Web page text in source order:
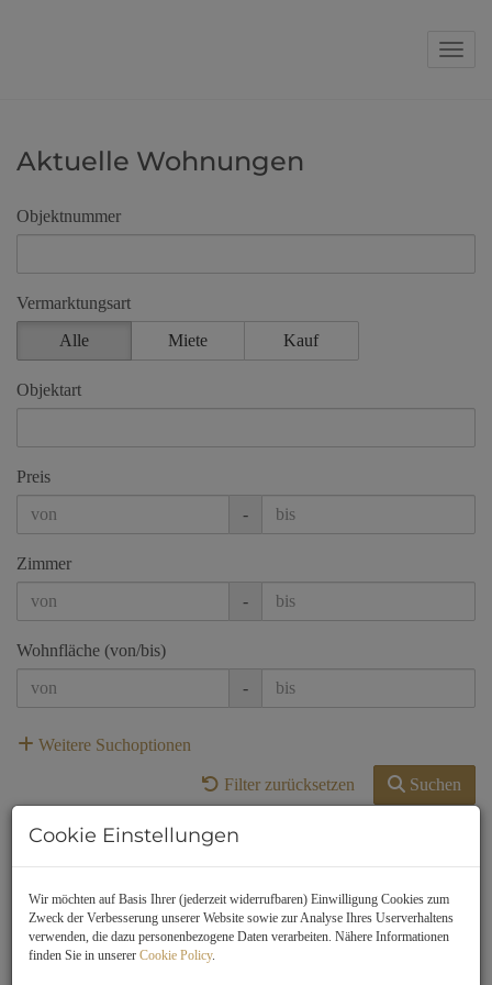
Aktuelle Wohnungen
Objektnummer
Vermarktungsart
Alle
Miete Kauf
Objektart
Preis
-
Zimmer
-
Wohnfläche (von/bis)
-
Weitere Suchoptionen
Filter zurücksetzen Suchen
Standardsortierung ×
Cookie Einstellungen
Wir möchten auf Basis Ihrer (jederzeit widerrufbaren) Einwilligung Cookies zum
Zweck der Verbesserung unserer Website sowie zur Analyse Ihres Userverhaltens
verwenden, die dazu personenbezogene Daten verarbeiten. Nähere Informationen
finden Sie in unserer Cookie Policy.